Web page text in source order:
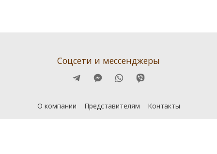
Соцсети и мессенджеры
О компании Представителям Контакты